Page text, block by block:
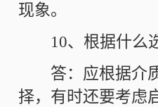
现象。
10、根据什么选
答：应根据介质
择，有时还要考虑